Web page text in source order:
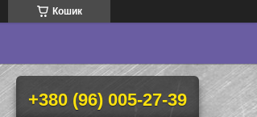
Кошик
+380 (96) 005-27-39